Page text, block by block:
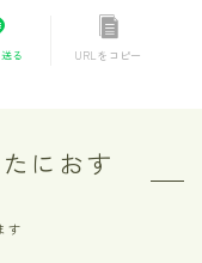
る URLをコピー
におす
す